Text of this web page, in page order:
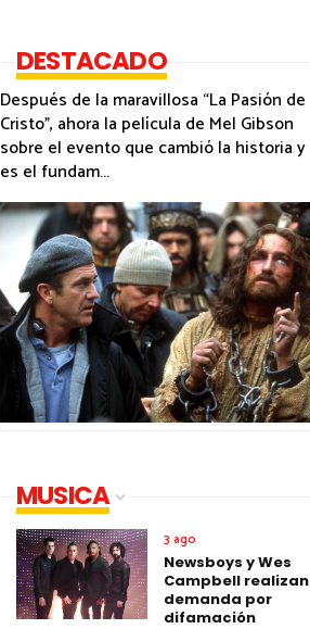
DESTACADO
Después de la maravillosa “La Pasión de
Cristo”, ahora la película de Mel Gibson
sobre el evento que cambió la historia y
es el fundam...
MUSICA
3 ago
Newsboys y Wes
Campbell realizan
demanda por
difamación